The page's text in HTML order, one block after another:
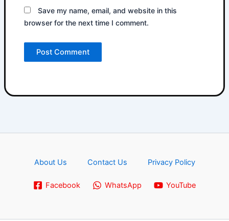
Save my name, email, and website in this
browser for the next time I comment.
About Us Contact Us Privacy Policy
Facebook WhatsApp YouTube